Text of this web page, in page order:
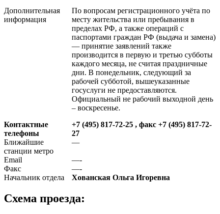
Дополнительная
информация
По вопросам регистрационного учёта по
месту жительства или пребывания в
пределах РФ, а также операций с
паспортами граждан РФ (выдача и замена)
— принятие заявлений также
производится в первую и третью субботы
каждого месяца, не считая праздничные
дни. В понедельник, следующий за
рабочей субботой, вышеуказанные
госуслуги не предоставляются.
Официальный не рабочий выходной день
– воскресенье.
Контактные
телефоны
+7 (495) 817-72-25 , факс +7 (495) 817-72-
27
Ближайшие
станции метро
—
Email
—-
Факс
—-
Начальник отдела
Хованская Ольга Игоревна
Схема проезда: